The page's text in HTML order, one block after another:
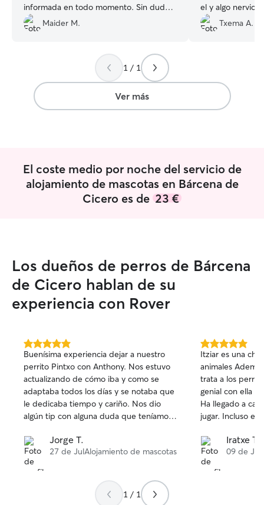
informada en todo momento. Sin duda
los recomendaría...y si vamos por
Cantabria, repetiremos con
Maider M.
el y algo
súper tranquila.
enviando fotos
algo
ocasionar
tener
Txema A.
1 / 1
Ver más
El coste medio por noche del servicio de
alojamiento de mascotas en Bárcena de
Cicero es de 23 €
Los dueños de perros de Bárcena
de Cicero hablan de su
experiencia con Rover
5.0
de
5
estrellas
Buenísima experiencia dejar a nuestro
perrito Pintxo con Anthony. Nos estuvo
actualizando de cómo iba y como se
adaptaba todos los días y se notaba que
le dedicaba tiempo y cariño. Nos dio
algún tip con alguna duda que teníamos
gracias!!!Jorge T.
27 de JulAlojamiento de mascotas
5.0
de
5
estrellas
Itziar es una
animales
trata a los
genial con ella y
Ha llegado a
jugar. Incluso
si seguia igual.
Encantadora y
reservar
Iratxe T.
09 de Jul
1 / 1